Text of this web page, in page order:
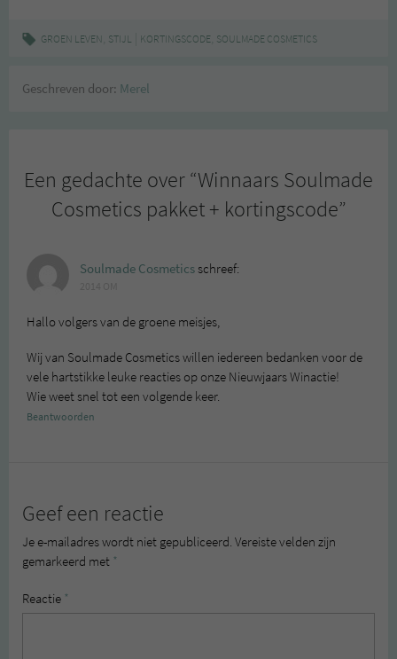
GROEN LEVEN, STIJL KORTINGSCODE, SOULMADE COSMETICS
Geschreven door: Merel
Een gedachte over “Winnaars Soulmade
Cosmetics pakket + kortingscode”
Soulmade Cosmeticsschreef:
Hallo volgers van de groene meisjes,
Wij van Soulmade Cosmetics willen iedereen bedanken voor de
vele hartstikke leuke reacties op onze Nieuwjaars Winactie!
Wie weet snel tot een volgende keer.
Beantwoorden
Geef een reactie
Je e-mailadres wordt niet gepubliceerd. Vereiste velden zijn
gemarkeerd met *
Reactie *